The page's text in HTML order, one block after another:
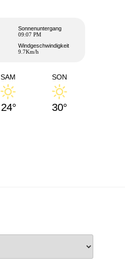
Sonnenuntergang
09:07 PM
Windgeschwindigkeit
9.7Km/h
SAM
24°
SON
30°